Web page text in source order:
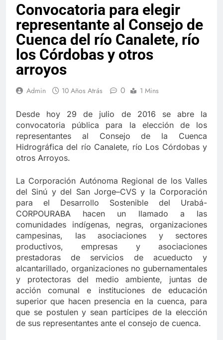
Convocatoria para elegir
representante al Consejo de
Cuenca del río Canalete, río
los Córdobas y otros
arroyos
Admin 10 Años Atrás 0 1 Mins
Desde hoy 29 de julio de 2016 se abre la
convocatoria pública para la elección de los
representantes al Consejo de la Cuenca
Hidrográfica del río Canalete, río Los Córdobas y
otros Arroyos.
La Corporación Autónoma Regional de los Valles
del Sinú y del San Jorge–CVS y la Corporación
para el Desarrollo Sostenible del Urabá-
CORPOURABA hacen un llamado a las
comunidades indígenas, negras, organizaciones
campesinas, las asociaciones y sectores
productivos, empresas y asociaciones
prestadoras de servicios de acueducto y
alcantarillado, organizaciones no gubernamentales
y protectoras del medio ambiente, juntas de
acción comunal e instituciones de educación
superior que hacen presencia en la cuenca, para
que se postulen y sean partícipes de la elección
de sus representantes ante el consejo de cuenca.